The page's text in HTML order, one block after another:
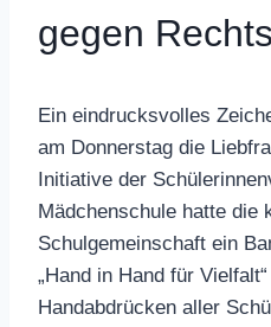
gegen Rechts
Ein eindrucksvolles
am Donnerstag die
Initiative der
Mädchenschule hatte die
Schulgemeinschaft ein
„Hand in Hand für
Handabdrücken aller